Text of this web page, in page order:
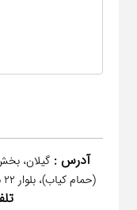
آدرس : گیلان،
(حمام کیاب)، بلوار 22 بهمن، پلاک: 0.0، کاسپین، طبقه 1، واحد 2